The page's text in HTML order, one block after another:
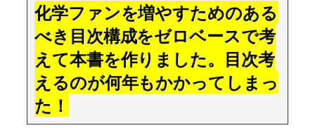
化学ファンを増やすためのある
べき目次構成をゼロベースで考
えて本書を作りました。目次考
えるのが何年もかかってしまっ
た！